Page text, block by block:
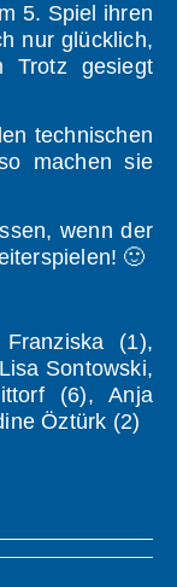
5. Spiel ihren
nur glücklich,
Trotz gesiegt
technischen
machen sie
wenn der
🙂
(1),
Sontowski,
(6), Anja
Öztürk (2)